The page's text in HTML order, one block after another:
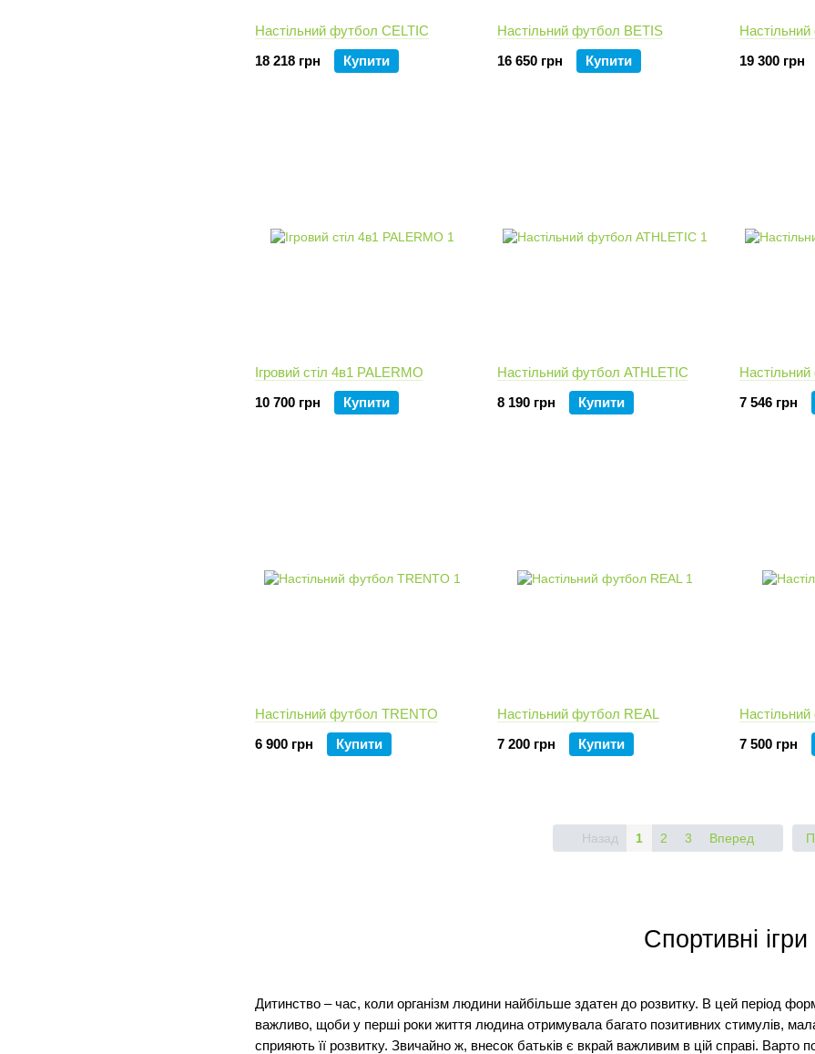
Спортивні ігри
Дитинство – час, коли організм людини найбільше здатен до розвитку. В цей період
важливо, щоби у перші роки життя людина отримувала багато позитивних стимулів,
сприяють її розвитку. Звичайно ж, внесок батьків є вкрай важливим в цій справі.
Настільний футбол CELTIC
18 218 грн
Купити
Настільний футбол BETIS
16 650 грн
Купити
19 300 грн
Ігровий стіл 4в1 PALERMO
10 700 грн
Купити
Настільний футбол ATHLETIC
8 190 грн
Купити
7 546 грн
Настільний футбол TRENTO
6 900 грн
Купити
Настільний футбол REAL
7 200 грн
Купити
7 500 грн
Назад 1 2 3 Вперед